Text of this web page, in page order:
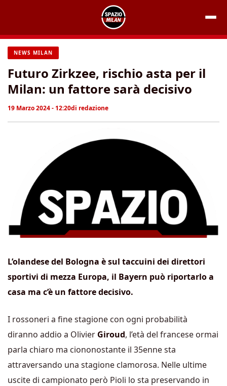
contenuto
NEWS MILAN
Futuro Zirkzee, rischio asta per il
Milan: un fattore sarà decisivo
19 Marzo 2024 - 12:20di redazione
L’olandese del Bologna è sul taccuini dei direttori
sportivi di mezza Europa, il Bayern può riportarlo a
casa ma c’è un fattore decisivo.
I rossoneri a fine stagione con ogni probabilità
diranno addio a Olivier Giroud, l’età del francese ormai
parla chiaro ma ciononostante il 35enne sta
attraversando una stagione clamorosa. Nelle ultime
uscite di campionato però Pioli lo sta preservando in